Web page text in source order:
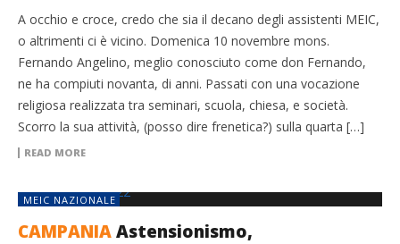
A occhio e croce, credo che sia il decano degli assistenti MEIC,
o altrimenti ci è vicino. Domenica 10 novembre mons.
Fernando Angelino, meglio conosciuto come don Fernando,
ne ha compiuti novanta, di anni. Passati con una vocazione
religiosa realizzata tra seminari, scuola, chiesa, e società.
Scorro la sua attività, (posso dire frenetica?) sulla quarta […]
READ MORE
MEIC NAZIONALE
CAMPANIAAstensionismo,